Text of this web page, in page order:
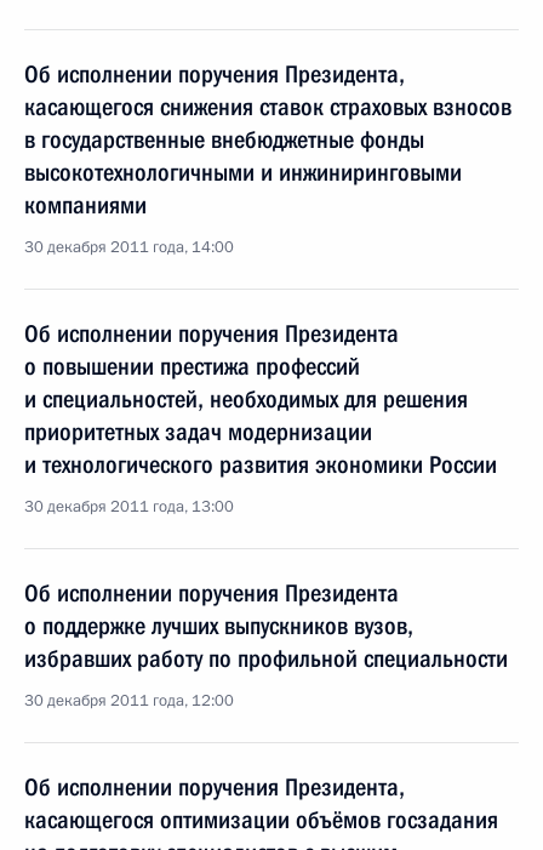
Об исполнении поручения Президента,
касающегося снижения ставок страховых взносов
в государственные внебюджетные фонды
высокотехнологичными и инжиниринговыми
компаниями
30 декабря 2011 года, 14:00
Об исполнении поручения Президента
о повышении престижа профессий
и специальностей, необходимых для решения
приоритетных задач модернизации
и технологического развития экономики России
30 декабря 2011 года, 13:00
Об исполнении поручения Президента
о поддержке лучших выпускников вузов,
избравших работу по профильной специальности
30 декабря 2011 года, 12:00
Об исполнении поручения Президента,
касающегося оптимизации объёмов госзадания